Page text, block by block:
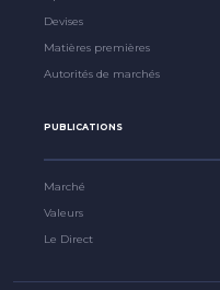
Devises
Matières premières
Autorités de marchés
PUBLICATIONS
Marché
Valeurs
Le Direct